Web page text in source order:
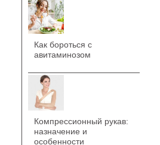
Как бороться с
авитаминозом
Компрессионный рукав:
назначение и
особенности